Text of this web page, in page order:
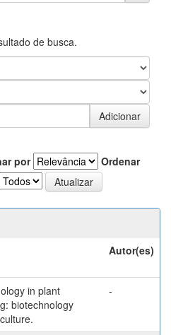
de busca.
por
Ordenar
Autor(es)
in plant
biotechnology
-